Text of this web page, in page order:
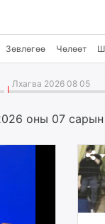
Зөвлөгөө Чөлөөт
Лхагва 2026 08 05
оны 07